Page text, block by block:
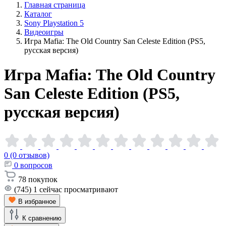
Главная страница
Каталог
Sony Playstation 5
Видеоигры
Игра Mafia: The Old Country San Celeste Edition (PS5,
русская версия)
Игра Mafia: The Old Country
San Celeste Edition (PS5,
русская версия)
0 (0 отзывов)
0 вопросов
78 покупок
(745) 1 сейчас просматривают
В избранное
К сравнению